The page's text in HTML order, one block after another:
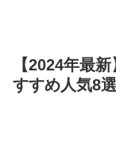
【2024年最
すすめ人気8